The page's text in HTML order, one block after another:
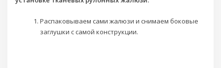
Распаковываем сами жалюзи и снимаем боковые
заглушки с самой конструкции.